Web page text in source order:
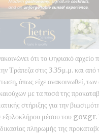
ότι το ψηφιακό αρχείο
Τράπεζα στις 3.35μ.μ. και από
όπως είχε ανακοινωθεί,
με τα ποσά της
στήριξης για την
εξολοκλήρου μέσου του
πληρωμής της